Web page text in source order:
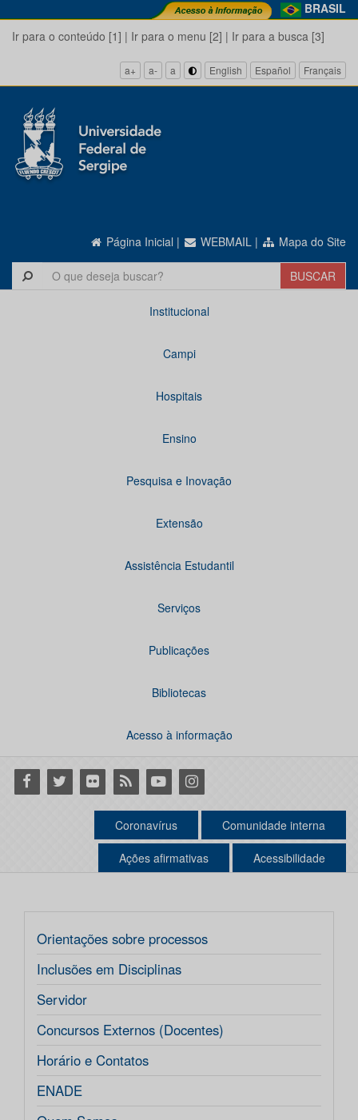
BRASIL
Ir para o conteúdo [1] | Ir para o menu [2] | Ir para a busca [3]
a+ a- a English Español Français
Página Inicial | WEBMAIL | Mapa do Site
Institucional
Campi
Hospitais
Ensino
Pesquisa e Inovação
Extensão
Assistência Estudantil
Serviços
Publicações
Bibliotecas
Acesso à informação
Facebook
Twitter Flickr RSS YoutubeInstagram
Coronavírus Comunidade interna
Ações afirmativas Acessibilidade
Orientações sobre processos
Inclusões em Disciplinas
Servidor
Concursos Externos (Docentes)
Horário e Contatos
ENADE